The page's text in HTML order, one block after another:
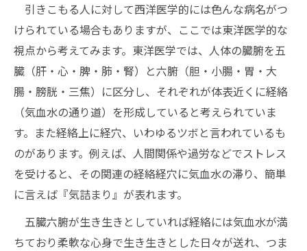
引きこもる人に対して西洋医学的には色んな病名がつ
けられている場合もありますが、ここでは東洋医学的な
視点から考えてみます。東洋医学では、人体の臓腑を五
臓（肝・心・脾・肺・腎）と六腑（胆・小腸・胃・大
腸・膀胱・三焦）に区分し、それぞれが体表近くに経絡
（気血水の通り道）を形成していると考えられていま
す。また経絡上に経穴、いわゆるツボと言われているも
のがあります。例えば、人間関係や過労などでストレス
を受けると、その関連の経絡経穴に気血水の滞り、簡単
に言えば『気詰まり』が表れます。
五臓六腑が生き生きとしていれば経絡には気血水が満
ちており柔軟な心身で生き生きとした日々が送れ、つま